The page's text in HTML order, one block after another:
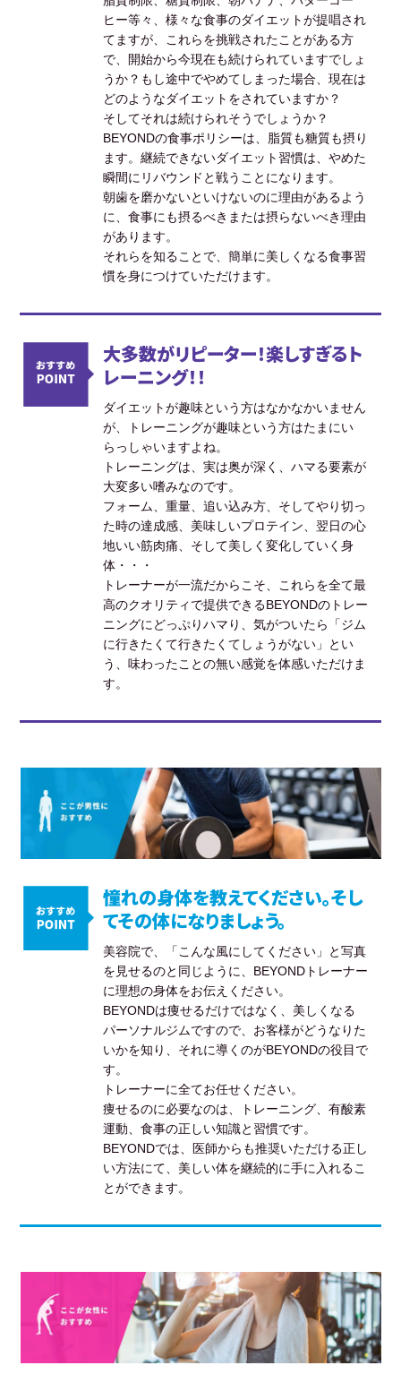
ヒー等々、様々な食事のダイエットが提唱され
てますが、これらを挑戦されたことがある方
で、開始から今現在も続けられていますでしょ
うか？もし途中でやめてしまった場合、現在は
どのようなダイエットをされていますか？
そしてそれは続けられそうでしょうか？
BEYONDの食事ポリシーは、脂質も糖質も摂り
ます。継続できないダイエット習慣は、やめた
瞬間にリバウンドと戦うことになります。
朝歯を磨かないといけないのに理由があるよう
に、食事にも摂るべきまたは摂らないべき理由
があります。
それらを知ることで、簡単に美しくなる食事習
慣を身につけていただけます。
大多数がリピーター！楽しすぎるト
レーニング！！
ダイエットが趣味という方はなかなかいません
が、トレーニングが趣味という方はたまにい
らっしゃいますよね。
トレーニングは、実は奥が深く、ハマる要素が
大変多い嗜みなのです。
フォーム、重量、追い込み方、そしてやり切っ
た時の達成感、美味しいプロテイン、翌日の心
地いい筋肉痛、そして美しく変化していく身
体・・・
トレーナーが一流だからこそ、これらを全て最
高のクオリティで提供できるBEYONDのトレー
ニングにどっぷりハマり、気がついたら「ジム
に行きたくて行きたくてしょうがない」とい
う、味わったことの無い感覚を体感いただけま
す。
憧れの身体を教えてください。そし
てその体になりましょう。
美容院で、「こんな風にしてください」と写真
を見せるのと同じように、BEYONDトレーナー
に理想の身体をお伝えください。
BEYONDは痩せるだけではなく、美しくなる
パーソナルジムですので、お客様がどうなりた
いかを知り、それに導くのがBEYONDの役目で
す。
トレーナーに全てお任せください。
痩せるのに必要なのは、トレーニング、有酸素
運動、食事の正しい知識と習慣です。
BEYONDでは、医師からも推奨いただける正し
い方法にて、美しい体を継続的に手に入れるこ
とができます。